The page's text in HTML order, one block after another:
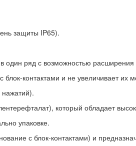
защиты IP65).
ряд с возможностью расширения
контактами и не увеличивает
нажатий).
который обладает
упаковке.
с блок-контактами) и